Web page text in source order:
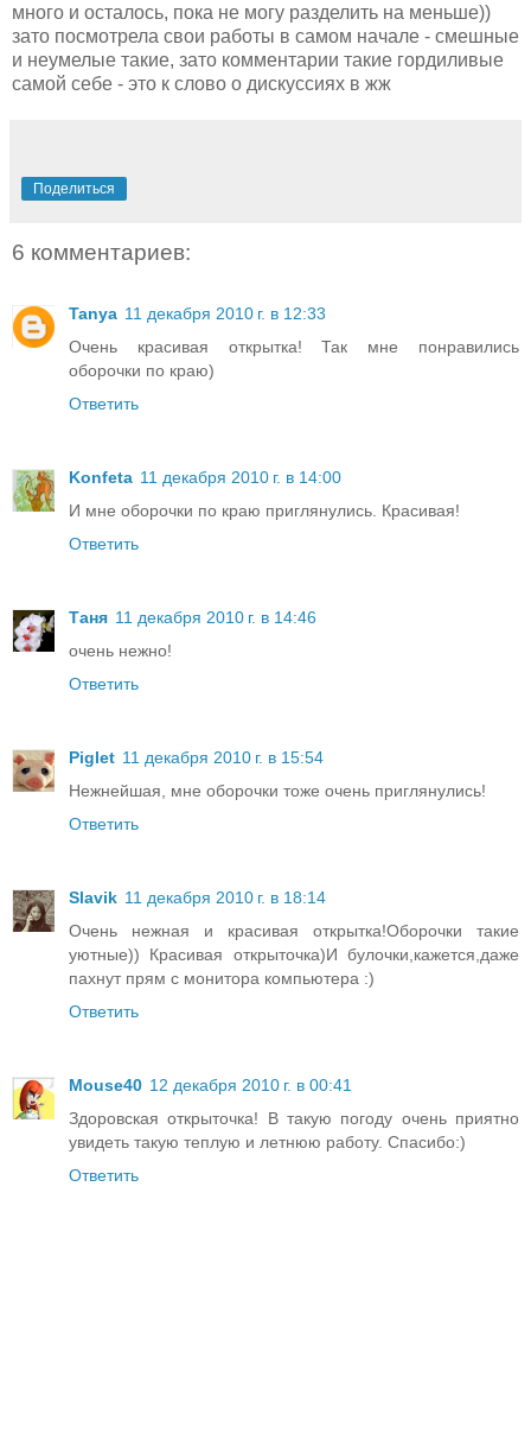
много и осталось, пока не могу разделить на меньше))
зато посмотрела свои работы в самом начале - смешные
и неумелые такие, зато комментарии такие гордиливые
самой себе - это к слово о дискуссиях в жж
Поделиться
6 комментариев:
Tanya 11 декабря 2010 г. в 12:33
Очень красивая открытка! Так мне понравились
оборочки по краю)
Ответить
Konfeta 11 декабря 2010 г. в 14:00
И мне оборочки по краю приглянулись. Красивая!
Ответить
Таня 11 декабря 2010 г. в 14:46
очень нежно!
Ответить
Piglet 11 декабря 2010 г. в 15:54
Нежнейшая, мне оборочки тоже очень приглянулись!
Ответить
Slavik 11 декабря 2010 г. в 18:14
Очень нежная и красивая открытка!Оборочки такие
уютные)) Красивая открыточка)И булочки,кажется,даже
пахнут прям с монитора компьютера :)
Ответить
Mouse40 12 декабря 2010 г. в 00:41
Здоровская открыточка! В такую погоду очень приятно
увидеть такую теплую и летнюю работу. Спасибо:)
Ответить